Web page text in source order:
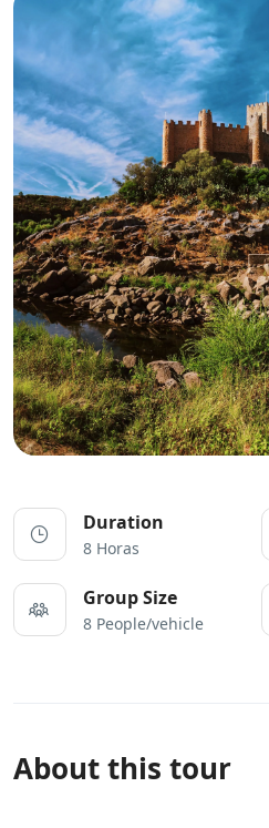
Duration
8 Horas
Group Size
8 People/vehicle
About this tour